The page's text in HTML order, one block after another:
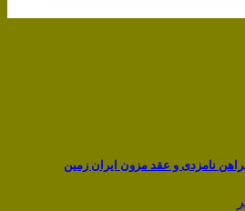
نامزدی و عقد مزون ایران زمین